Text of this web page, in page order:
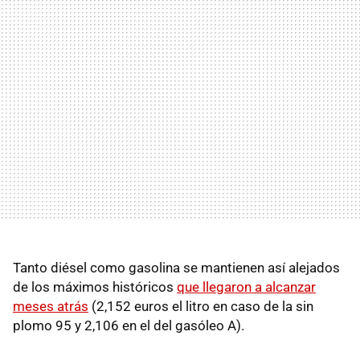
Tanto diésel como gasolina se mantienen así alejados
de los máximos históricos que llegaron a alcanzar
meses atrás (2,152 euros el litro en caso de la sin
plomo 95 y 2,106 en el del gasóleo A).